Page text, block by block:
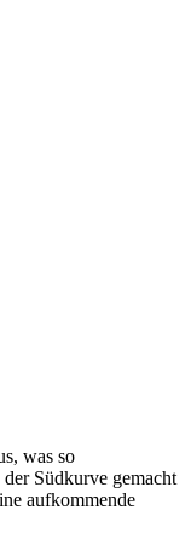
was so
Südkurve gemacht
aufkommende